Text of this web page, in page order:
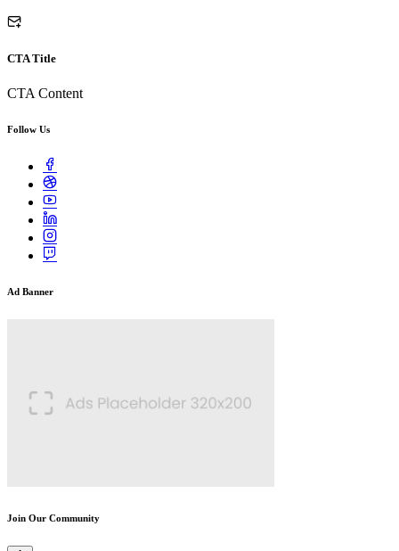
CTA Title
CTA Content
Follow Us
Ad Banner
Join Our Community